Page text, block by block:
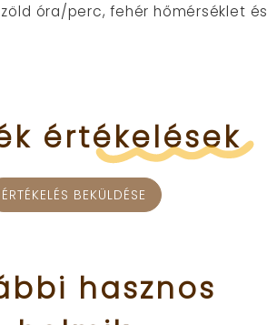
óra/perc, fehér hőmérséklet és
értékelések
ÉRTÉKELÉS BEKÜLDÉSE
hasznos